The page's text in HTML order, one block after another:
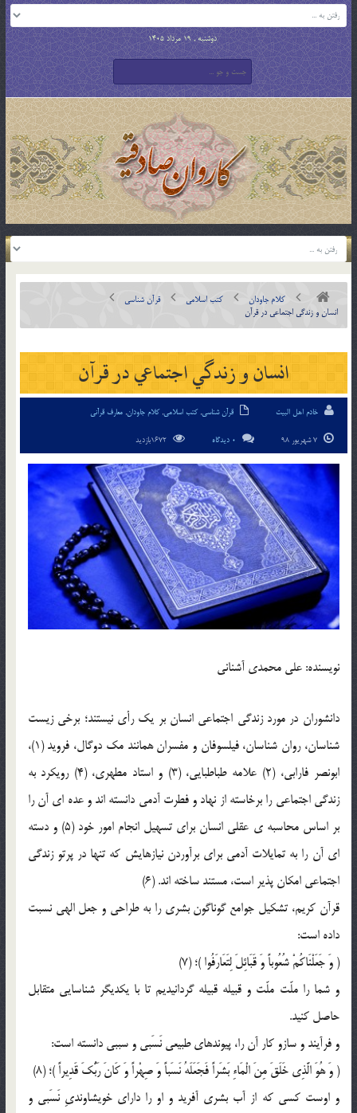
دوشنبه , 19 مرداد 1405
کلام جاودان کتب اسلامی
قرآن شناسی
انسان و زندگي اجتماعي در قرآن
انسان و زندگي اجتماعي در قرآن
خادم اهل البیت قرآن شناسی,کتب اسلامی,کلام جاودان, معارف قرآنی
0 دیدگاه
نويسنده: علي محمدي آشناني
دانشوران در مورد زندگي اجتماعي انسان بر يک رأي نيستند؛ برخي زيست
شناسان، روان شناسان، فيلسوفان و مفسران همانند مک دوگال، فرويد (1)،
ابونصر فارابي، (2) علامه طباطبايي، (3) و استاد مطهري، (4) رويکرد به
زندگي اجتماعي را برخاسته از نهاد و فطرت آدمي دانسته اند و عده اي آن را
بر اساس محاسبه ي عقلي انسان براي تسهيل انجام امور خود (5) و دسته
اي آن را به تمايلات آدمي براي برآوردن نيازهايش که تنها در پرتو زندگي
اجتماعي امکان پذير است، مستند ساخته اند. (6)
قرآن کريم، تشکيل جوامع گوناگون بشري را به طراحي و جعل الهي نسبت
داده است:
( وَ جَعَلْنَاکُمْ شُعُوباً وَ قَبَائِلَ لِتَعَارَفُوا )؛ (7)
و شما را ملّت ملّت و قبيله قبيله گردانيديم تا با يكديگر شناسايى متقابل
حاصل كنيد.
و فرآيند و سازو کار آن را، پيوندهاي طبيعي نَسَبي و سببي دانسته است:
( وَ هُوَ الَّذِي خَلَقَ مِنَ الْمَاءِ بَشَراً فَجَعَلَهُ نَسَباً وَ صِهْراً وَ کَانَ رَبُّکَ قَدِيراً )؛ (8)
و اوست كسى كه از آب بشرى آفريد و او را داراى خويشاوندىِ نَسَبى و